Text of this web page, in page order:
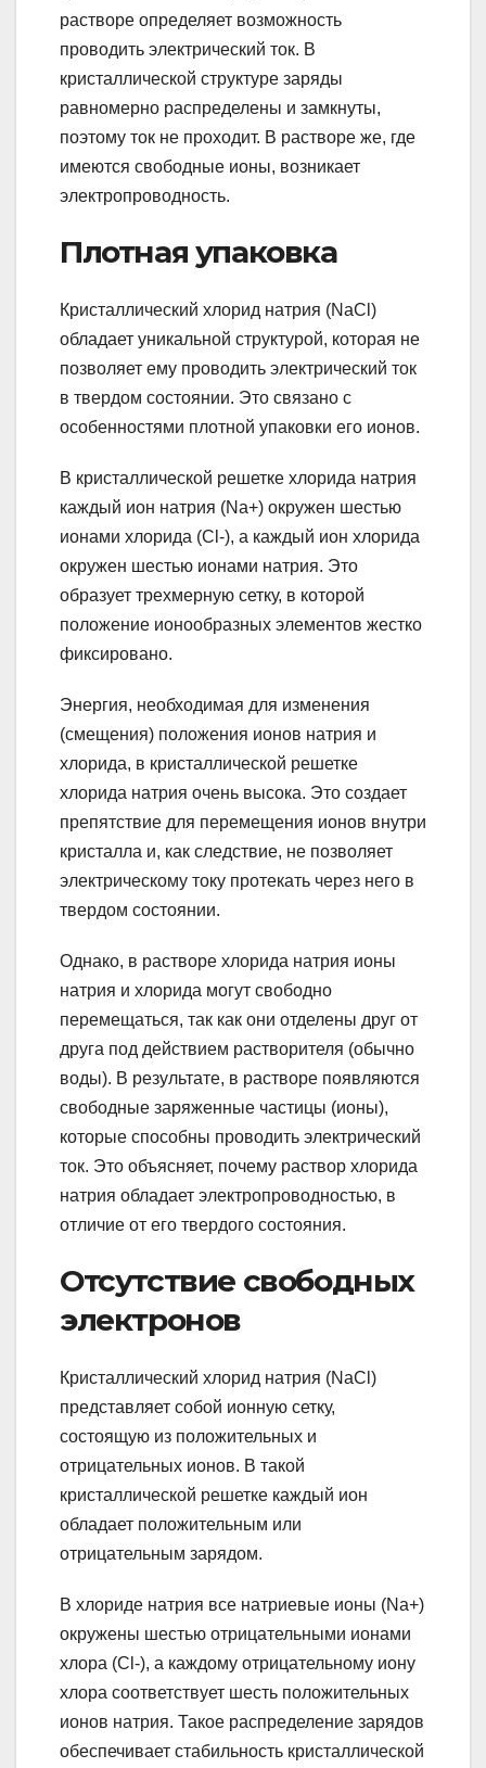
растворе определяет возможность
проводить электрический ток. В
кристаллической структуре заряды
равномерно распределены и замкнуты,
поэтому ток не проходит. В растворе же, где
имеются свободные ионы, возникает
электропроводность.
Плотная упаковка
Кристаллический хлорид натрия (NaCl)
обладает уникальной структурой, которая не
позволяет ему проводить электрический ток
в твердом состоянии. Это связано с
особенностями плотной упаковки его ионов.
В кристаллической решетке хлорида натрия
каждый ион натрия (Na+) окружен шестью
ионами хлорида (Cl-), а каждый ион хлорида
окружен шестью ионами натрия. Это
образует трехмерную сетку, в которой
положение ионообразных элементов жестко
фиксировано.
Энергия, необходимая для изменения
(смещения) положения ионов натрия и
хлорида, в кристаллической решетке
хлорида натрия очень высока. Это создает
препятствие для перемещения ионов внутри
кристалла и, как следствие, не позволяет
электрическому току протекать через него в
твердом состоянии.
Однако, в растворе хлорида натрия ионы
натрия и хлорида могут свободно
перемещаться, так как они отделены друг от
друга под действием растворителя (обычно
воды). В результате, в растворе появляются
свободные заряженные частицы (ионы),
которые способны проводить электрический
ток. Это объясняет, почему раствор хлорида
натрия обладает электропроводностью, в
отличие от его твердого состояния.
Отсутствие свободных
электронов
Кристаллический хлорид натрия (NaCl)
представляет собой ионную сетку,
состоящую из положительных и
отрицательных ионов. В такой
кристаллической решетке каждый ион
обладает положительным или
отрицательным зарядом.
В хлориде натрия все натриевые ионы (Na+)
окружены шестью отрицательными ионами
хлора (Cl-), а каждому отрицательному иону
хлора соответствует шесть положительных
ионов натрия. Такое распределение зарядов
обеспечивает стабильность кристаллической